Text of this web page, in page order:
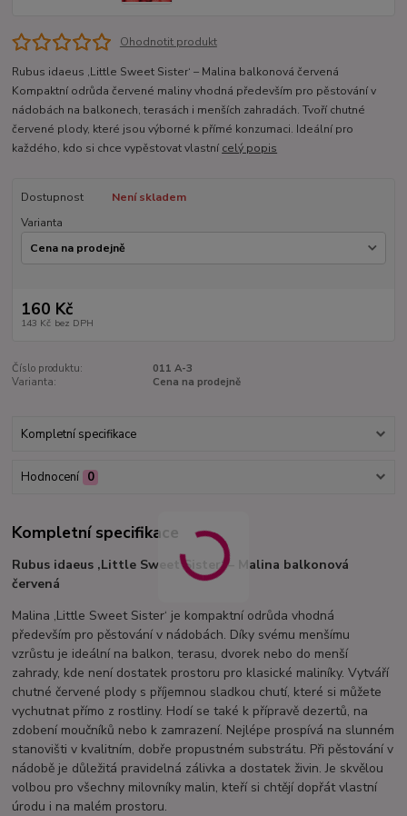
Ohodnotit produkt
Rubus idaeus ‚Little Sweet Sister‘ – Malina balkonová červená
Kompaktní odrůda červené maliny vhodná především pro pěstování v
nádobách na balkonech, terasách i menších zahradách. Tvoří chutné
červené plody, které jsou výborné k přímé konzumaci. Ideální pro
každého, kdo si chce vypěstovat vlastní celý popis
Dostupnost
Není skladem
Varianta
160 Kč
143 Kč bez DPH
Číslo produktu:
011 A-3
Varianta:
Cena na prodejně
Kompletní specifikace
Hodnocení 0
Kompletní specifikace
Rubus idaeus ‚Little Sweet Sister‘ – Malina balkonová
červená
Malina ‚Little Sweet Sister‘ je kompaktní odrůda vhodná
především pro pěstování v nádobách. Díky svému menšímu
vzrůstu je ideální na balkon, terasu, dvorek nebo do menší
zahrady, kde není dostatek prostoru pro klasické maliníky. Vytváří
chutné červené plody s příjemnou sladkou chutí, které si můžete
vychutnat přímo z rostliny. Hodí se také k přípravě dezertů, na
zdobení moučníků nebo k zamrazení. Nejlépe prospívá na slunném
stanovišti v kvalitním, dobře propustném substrátu. Při pěstování v
nádobě je důležitá pravidelná zálivka a dostatek živin. Je skvělou
volbou pro všechny milovníky malin, kteří si chtějí dopřát vlastní
úrodu i na malém prostoru.